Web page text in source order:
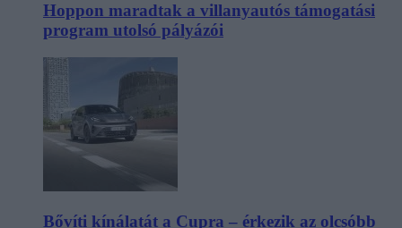
Hoppon maradtak a villanyautós támogatási
program utolsó pályázói
Bővíti kínálatát a Cupra – érkezik az olcsóbb